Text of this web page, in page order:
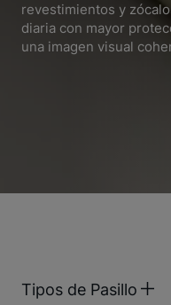
revestimientos y
diaria con mayor
una imagen visual
Tipos de Pasillo